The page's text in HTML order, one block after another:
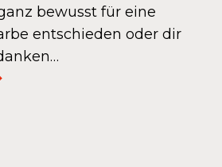
bewusst für eine
entschieden oder dir